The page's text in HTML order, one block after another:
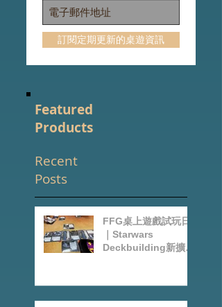
訂閱定期更新的桌遊資訊
Featured
Products
Recent
Posts
FFG桌上遊戲試玩日
｜Starwars
Deckbuilding新擴充
INVESTIGATOR
deck